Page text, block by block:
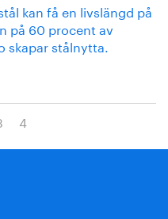
kan få en livslängd på
på 60 procent av
skapar stålnytta.
4